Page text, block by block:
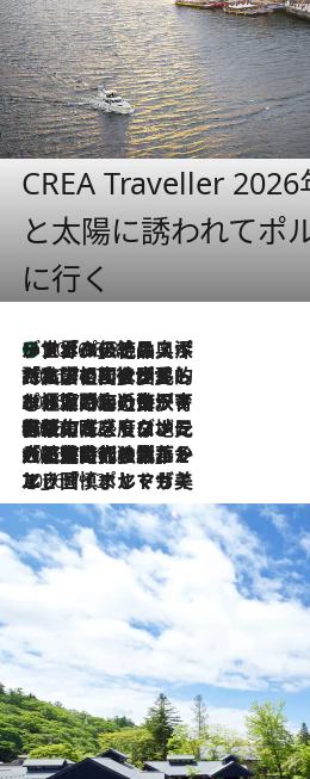
CREA Traveller
と太陽に誘われてポ
に行く
2026.8.8
リスボンの絶品スイーツ「パステル・デ・ナタ」とは？ポルトガル伝統の奥深い世界へ
2026.7.27
「私の祖国はポルトガル語です」国民的詩人フェルナンド・ペソアと、彼が愛した文学の街を歩く
2026.7.26
ポルトガル近海が育む極上の海の幸。キリリと冷えた白ワインと愉しむ、シーフード専門店の贅沢
2026.7.22
伝統の味をモダンに昇華。高感度な地元客が集う、リスボンの最旬ガストロノミー
2026.7.21
大航海時代の栄華から、震災、独裁、そして革命へ。ポルトガル・首都リスボンの石畳に刻まれた「歴史の光と影」
2026.7.13
エッセイ・ヤマザキマリ「慎ましくも美しき国 ポルトガル」